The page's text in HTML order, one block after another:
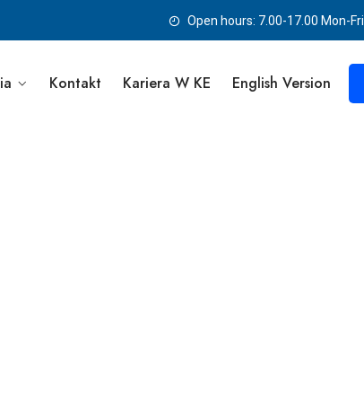
Open hours: 7.00-17.00 Mon-Fri
Kontakt Kariera W KE English Version